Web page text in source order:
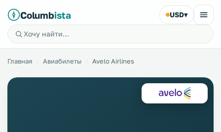
Columbista USD▾
Главная Авиабилеты Avelo Airlines